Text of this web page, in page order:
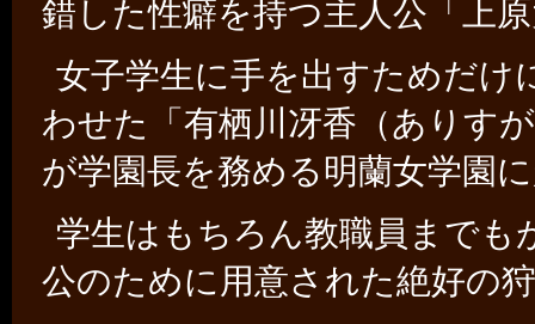
錯した性癖を持つ主人公「上
女子学生に手を出すためだけ
わせた「有栖川冴香（ありす
が学園長を務める明蘭女学園
学生はもちろん教職員まで
公のために用意された絶好の